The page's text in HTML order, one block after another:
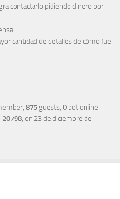
contactarlo pidiendo dinero por
cantidad de detalles de cómo fue
875 guests, 0 bot online
20798, on 23 de diciembre de